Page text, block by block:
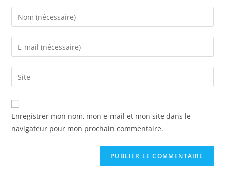
Enregistrer mon nom, mon e-mail et mon site dans le
navigateur pour mon prochain commentaire.